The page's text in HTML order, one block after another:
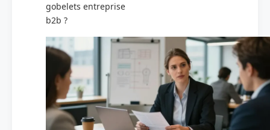
gobelets entreprise
b2b ?